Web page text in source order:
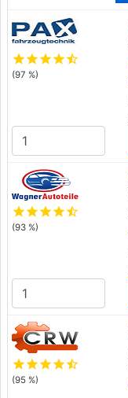
starstarstarstarstar_half
(97 %)
starstarstarstarstar_half
(93 %)
starstarstarstarstar_half
(95 %)